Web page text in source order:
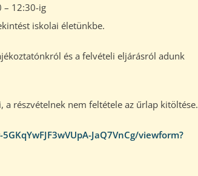
– 12:30-ig
iskolai életünkbe.
és a felvételi eljárásról adunk
részvételnek nem feltétele az űrlap kitöltése.
JaQ7VnCg/viewform?